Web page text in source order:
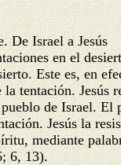
De Israel a Jesús
en el
Este es, en
tentación. Jesús
de Israel. El
Jesús la
mediante
6, 13).